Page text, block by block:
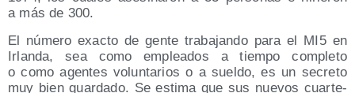
a más de 300.
El núme­ro exac­to de gen­te tra­ba­jan­do para el MI5 en
Irlan­da, sea como emplea­dos a tiem­po com­ple­to
o como agen­tes volun­ta­rios o a suel­do, es un secre­to
muy bien guar­da­do. Se esti­ma que sus nue­vos cuar­te­